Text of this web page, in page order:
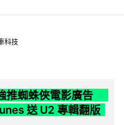
科技
推蜘蛛俠電影廣告
送 U2 專輯翻版